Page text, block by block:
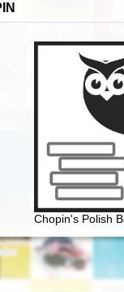
Kolekcja Boutroux-
Chopin's Polish